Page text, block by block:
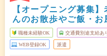
【オープニング募集
んのお散歩やご飯・お
職種未経験OK 交通費別途支給あ
WEB登録OK 派遣